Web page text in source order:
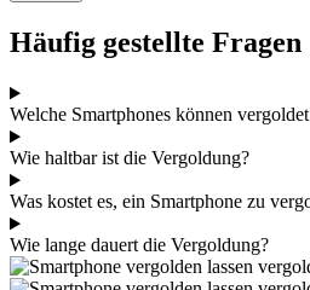
Häufig gestellte Fragen
Welche Smartphones können
Wie haltbar ist die Vergoldung?
Was kostet es, ein Smartphone zu
Wie lange dauert die Vergoldung?